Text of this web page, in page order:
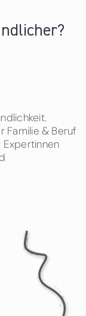
Familie & Beruf
Expertinnen